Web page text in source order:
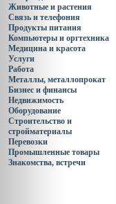
Животные и растения
Связь и телефония
Продукты питания
Компьютеры и оргтехника
Медицина и красота
Услуги
Работа
Металлы, металлопрокат
Бизнес и финансы
Недвижимость
Оборудование
Строительство и
стройматериалы
Перевозки
Промышленные товары
Знакомства, встречи